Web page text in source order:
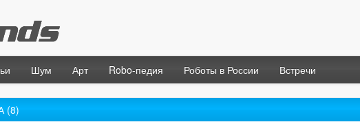
Шум Арт Robo-педия Роботы в России Встречи
(8)